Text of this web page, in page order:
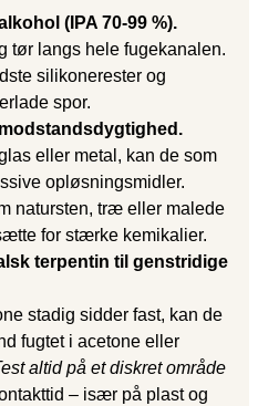
(IPA 70-99 %).
tør langs hele fugekanalen.
silikonerester og
spor.
eller metal, kan de som
opløsningsmidler.
natursten, træ eller malede
for stærke kemikalier.
terpentin til genstridige
stadig sidder fast, kan de
fugtet i acetone eller
altid på et diskret område
– især på plast og